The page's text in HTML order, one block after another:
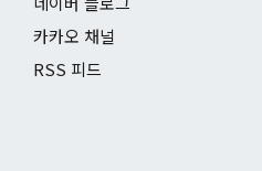
카카오 채널
RSS 피드